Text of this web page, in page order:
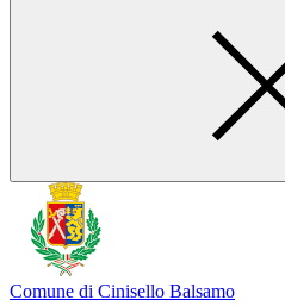
Comune di Cinisello Balsamo